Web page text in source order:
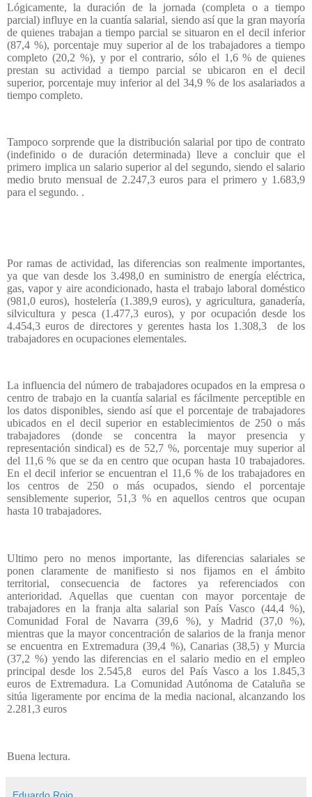
Lógicamente, la duración de la jornada (completa o a tiempo
parcial) influye en la cuantía salarial, siendo así que la gran mayoría
de quienes trabajan a tiempo parcial se situaron en el decil inferior
(87,4 %), porcentaje muy superior al de los trabajadores a tiempo
completo (20,2 %), y por el contrario, sólo el 1,6 % de quienes
prestan su actividad a tiempo parcial se ubicaron en el decil
superior, porcentaje muy inferior al del 34,9 % de los asalariados a
tiempo completo.
Tampoco sorprende que la distribución salarial por tipo de contrato
(indefinido o de duración determinada) lleve a concluir que el
primero implica un salario superior al del segundo, siendo el salario
medio bruto mensual de 2.247,3 euros para el primero y 1.683,9
para el segundo. .
Por ramas de actividad, las diferencias son realmente importantes,
ya que van desde los 3.498,0 en suministro de energía eléctrica,
gas, vapor y aire acondicionado, hasta el trabajo laboral doméstico
(981,0 euros), hostelería (1.389,9 euros), y agricultura, ganadería,
silvicultura y pesca (1.477,3 euros), y por ocupación desde los
4.454,3 euros de directores y gerentes hasta los 1.308,3
de los
trabajadores en ocupaciones elementales.
La influencia del número de trabajadores ocupados en la empresa o
centro de trabajo en la cuantía salarial es fácilmente perceptible en
los datos disponibles, siendo así que el porcentaje de trabajadores
ubicados en el decil superior en establecimientos de 250 o más
trabajadores (donde se concentra la mayor presencia y
representación sindical) es de 52,7 %, porcentaje muy superior al
del 11,6 % que se da en centro que ocupan hasta 10 trabajadores.
En el decil inferior se encuentran el 11,6 % de los trabajadores en
los centros de 250 o más ocupados, siendo el porcentaje
sensiblemente superior, 51,3 % en aquellos centros que ocupan
hasta 10 trabajadores.
Ultimo pero no menos importante, las diferencias salariales se
ponen claramente de manifiesto si nos fijamos en el ámbito
territorial, consecuencia de factores ya referenciados con
anterioridad. Aquellas que cuentan con mayor porcentaje de
trabajadores en la franja alta salarial son País Vasco (44,4 %),
Comunidad Foral de Navarra (39,6 %), y Madrid (37,0 %),
mientras que la mayor concentración de salarios de la franja menor
se encuentra en Extremadura (39,4 %), Canarias (38,5) y Murcia
(37,2 %) yendo las diferencias en el salario medio en el empleo
principal desde los 2.545,8
euros del País Vasco a los 1.845,3
euros de Extremadura. La Comunidad Autónoma de Cataluña se
sitúa ligeramente por encima de la media nacional, alcanzando los
2.281,3 euros
Buena lectura.
Eduardo Rojo